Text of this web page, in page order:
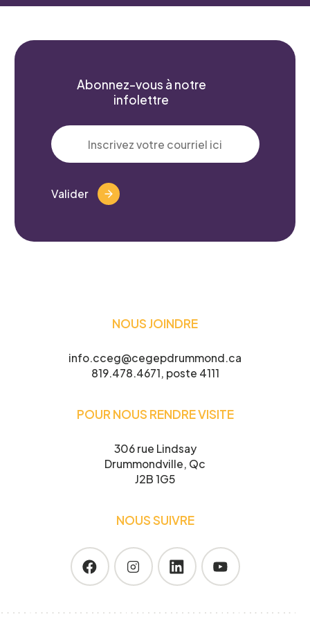
Abonnez-vous à notre
infolettre
Valider
NOUS JOINDRE
info.cceg@cegepdrummond.ca
819.478.4671, poste 4111
POUR NOUS RENDRE VISITE
306 rue Lindsay
Drummondville, Qc
J2B 1G5
NOUS SUIVRE